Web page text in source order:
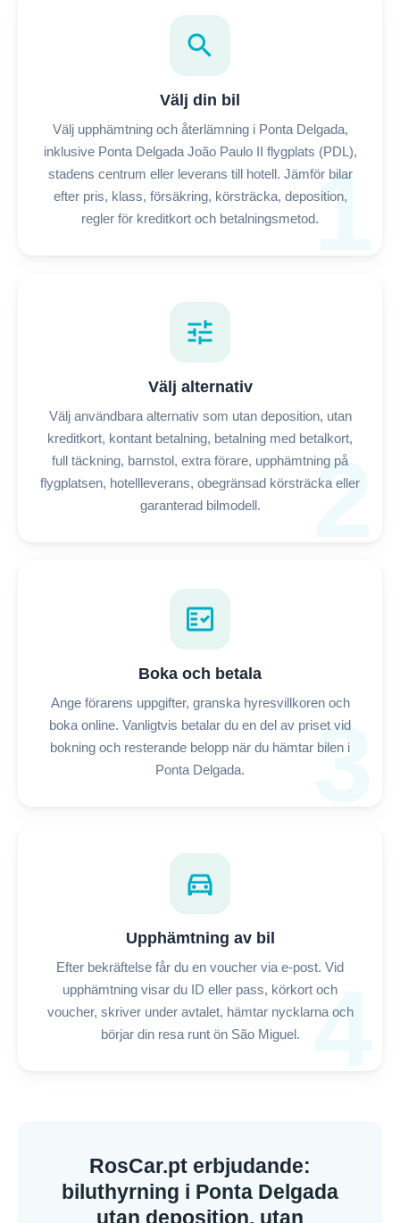
1
search
Välj din bil
Välj upphämtning och återlämning i Ponta Delgada,
inklusive Ponta Delgada João Paulo II flygplats (PDL),
stadens centrum eller leverans till hotell. Jämför bilar
efter pris, klass, försäkring, körsträcka, deposition,
regler för kreditkort och betalningsmetod.
2
tune
Välj alternativ
Välj användbara alternativ som utan deposition, utan
kreditkort, kontant betalning, betalning med betalkort,
full täckning, barnstol, extra förare, upphämtning på
flygplatsen, hotellleverans, obegränsad körsträcka eller
garanterad bilmodell.
3
fact_check
Boka och betala
Ange förarens uppgifter, granska hyresvillkoren och
boka online. Vanligtvis betalar du en del av priset vid
bokning och resterande belopp när du hämtar bilen i
Ponta Delgada.
4
directions_car
Upphämtning av bil
Efter bekräftelse får du en voucher via e-post. Vid
upphämtning visar du ID eller pass, körkort och
voucher, skriver under avtalet, hämtar nycklarna och
börjar din resa runt ön São Miguel.
RosCar.pt erbjudande:
biluthyrning i Ponta Delgada
utan deposition, utan